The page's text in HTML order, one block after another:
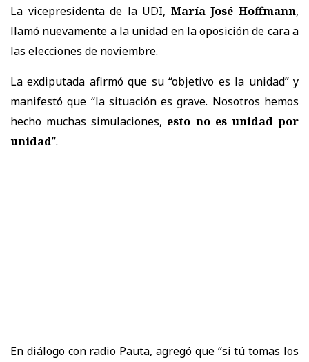
La vicepresidenta de la UDI, María José Hoffmann,
llamó nuevamente a la unidad en la oposición de cara a
las elecciones de noviembre.
La exdiputada afirmó que su “objetivo es la unidad” y
manifestó que “la situación es grave. Nosotros hemos
hecho muchas simulaciones, esto no es unidad por
unidad”.
En diálogo con radio Pauta, agregó que “si tú tomas los